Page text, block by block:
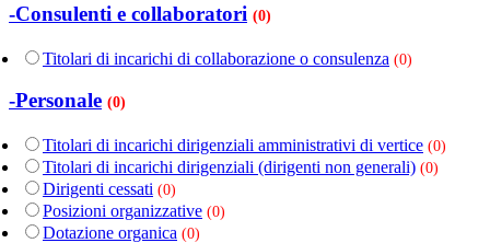
-Consulenti e collaboratori (0)
Titolari di incarichi di collaborazione o consulenza (0)
-Personale (0)
Titolari di incarichi dirigenziali amministrativi di vertice (0)
Titolari di incarichi dirigenziali (dirigenti non generali) (0)
Dirigenti cessati (0)
Posizioni organizzative (0)
Dotazione organica (0)